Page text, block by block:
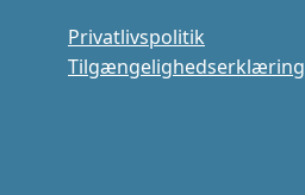
Privatlivspolitik
Tilgængelighedserklæring